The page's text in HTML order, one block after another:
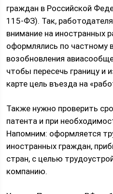
граждан в Российской
115-ФЗ). Так,
внимание на иностранных
оформлялись по частному
возобновления
чтобы пересечь границу и
карте цель въезда на
Также нужно проверить
патента и при
Напомним: оформляется
иностранных граждан,
стран, с целью
компанию.